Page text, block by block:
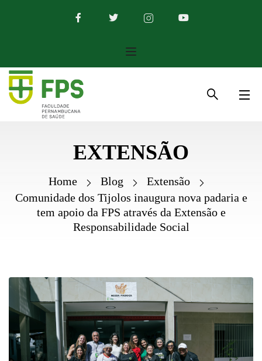
EXTENSÃO
Home Blog
Extensão
Comunidade dos Tijolos inaugura nova padaria e
tem apoio da FPS através da Extensão e
Responsabilidade Social